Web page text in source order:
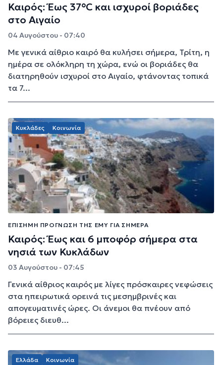
Καιρός: Έως 37°C και ισχυροί βοριάδες
στο Αιγαίο
04 Αυγούστου - 07:40
Με γενικά αίθριο καιρό θα κυλήσει σήμερα, Τρίτη, η
ημέρα σε ολόκληρη τη χώρα, ενώ οι βοριάδες θα
διατηρηθούν ισχυροί στο Αιγαίο, φτάνοντας τοπικά
τα 7...
Κυκλάδες Κοινωνία
ΕΠΊΣΗΜΗ ΠΡΌΓΝΩΣΗ ΤΗΣ ΕΜΥ ΓΙΑ ΣΉΜΕΡΑ
Καιρός: Έως και 6 μποφόρ σήμερα στα
νησιά των Κυκλάδων
03 Αυγούστου - 07:45
Γενικά αίθριος καιρός με λίγες πρόσκαιρες νεφώσεις
στα ηπειρωτικά ορεινά τις μεσημβρινές και
απογευματινές ώρες. Οι άνεμοι θα πνέουν από
βόρειες διευθ...
Ελλάδα Κοινωνία